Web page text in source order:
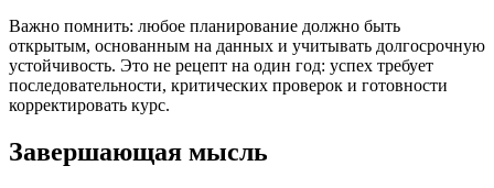
Важно помнить: любое планирование должно быть
открытым, основанным на данных и учитывать долгосрочную
устойчивость. Это не рецепт на один год: успех требует
последовательности, критических проверок и готовности
корректировать курс.
Завершающая мысль